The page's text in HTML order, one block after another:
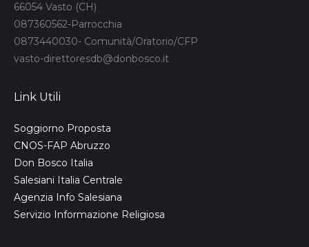
66054 Vasto (CH)
087360562-Parrocchia
0873440030- Comunità/Oratorio/CFP
vasto-direttoresdb@donbosco.it
Link Utili
Soggiorno Proposta
CNOS-FAP Abruzzo
Don Bosco Italia
Salesiani Italia Centrale
Agenzia Info Salesiana
Servizio Informazione Religiosa